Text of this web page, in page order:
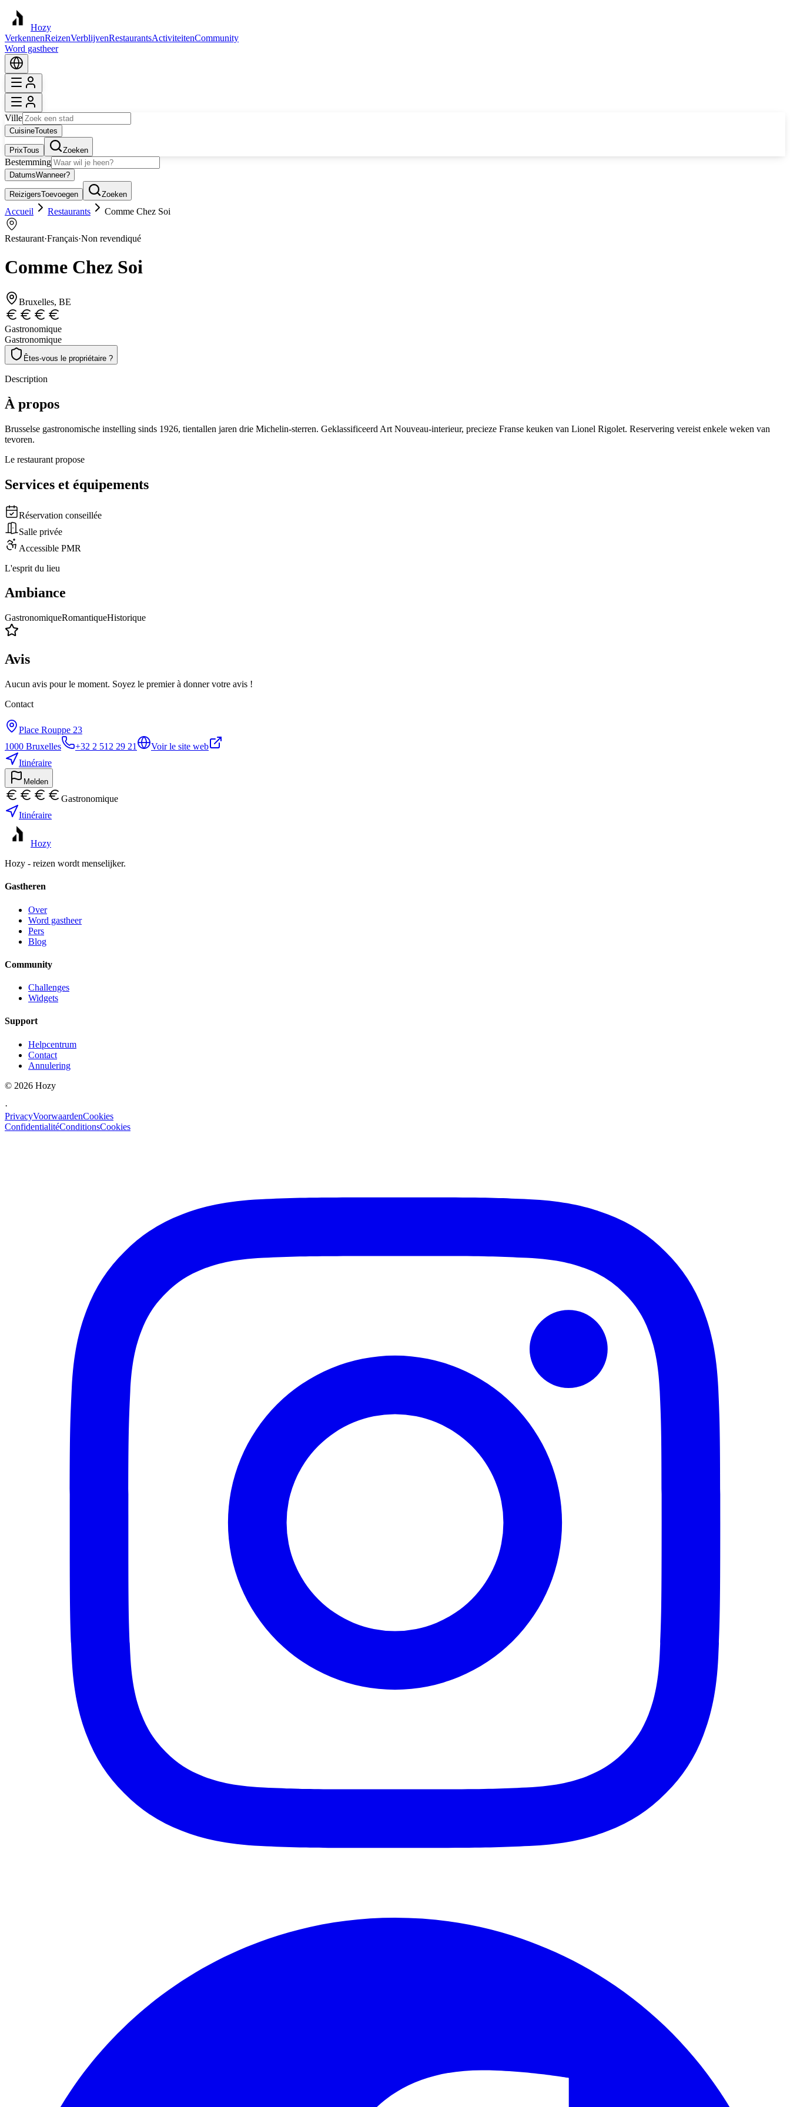
Hozy
VerkennenReizenVerblijvenRestaurantsActiviteitenCommunity
Word gastheer
Ville
CuisineToutes
PrixTous Zoeken
Bestemming
DatumsWanneer?
ReizigersToevoegen Zoeken
Accueil Restaurants Comme Chez Soi
Restaurant·Français·Non revendiqué
Comme Chez Soi
Bruxelles, BE
Gastronomique
Gastronomique
Êtes-vous le propriétaire ?
Description
À propos
Brusselse gastronomische instelling sinds 1926, tientallen jaren drie Michelin-sterren. Geklassificeerd Art Nouveau-interieur, precieze Franse keuken van Lionel Rigolet. Reservering vereist enkele weken van
tevoren.
Le restaurant propose
Services et équipements
Réservation conseillée
Salle privée
Accessible PMR
L'esprit du lieu
Ambiance
GastronomiqueRomantiqueHistorique
Avis
Aucun avis pour le moment. Soyez le premier à donner votre avis !
Contact
Place Rouppe 23
1000 Bruxelles +32 2 512 29 21
Voir le site web
Itinéraire
Melden
Gastronomique
Itinéraire
Hozy
Hozy - reizen wordt menselijker.
Gastheren
Over
Word gastheer
Pers
Blog
Community
Challenges
Widgets
Support
Helpcentrum
Contact
Annulering
© 2026 Hozy
·
PrivacyVoorwaardenCookies
ConfidentialitéConditionsCookies